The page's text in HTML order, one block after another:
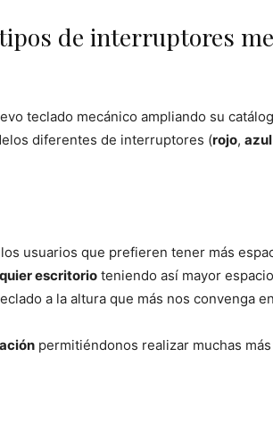
de interruptores
teclado mecánico ampliando su
diferentes de interruptores (rojo, azul
usuarios que prefieren tener más
escritorio teniendo así mayor
a la altura que más nos convenga
permitiéndonos realizar muchas